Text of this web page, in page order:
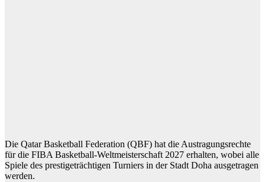
Die Qatar Basketball Federation (QBF) hat die Austragungsrechte
für die FIBA ​​Basketball-Weltmeisterschaft 2027 erhalten, wobei alle
Spiele des prestigeträchtigen Turniers in der Stadt Doha ausgetragen
werden.